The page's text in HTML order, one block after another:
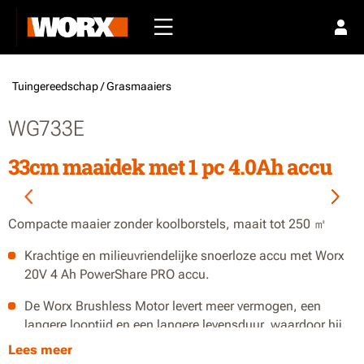
Tuingereedschap /Grasmaaiers
WG733E
33cm maaidek met 1 pc 4.0Ah accu
Compacte maaier zonder koolborstels, maait tot 250 ㎡
Krachtige en milieuvriendelijke snoerloze accu met Worx
20V 4 Ah PowerShare PRO accu.
De Worx Brushless Motor levert meer vermogen, een
langere looptijd en een langere levensduur, waardoor hij
beter presteert dan een kleine tuin van 150 tot 250㎡.
Lees meer